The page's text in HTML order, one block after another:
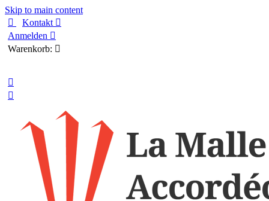
Skip to main content

Kontakt 
Anmelden 
Warenkorb: 

